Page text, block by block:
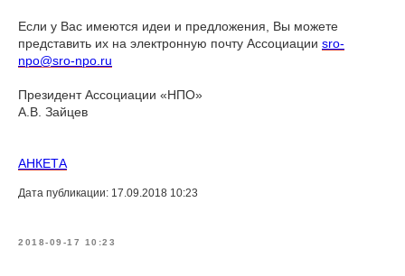
Если у Вас имеются идеи и предложения, Вы можете
представить их на электронную почту Ассоциации sro-
npo@sro-npo.ru
Президент Ассоциации «НПО»
А.В. Зайцев
АНКЕТА
Дата публикации: 17.09.2018 10:23
2018-09-17 10:23